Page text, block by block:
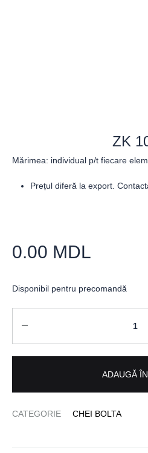
ZK
Mărimea: individual p/t fiecare
Prețul diferă la export.
0.00 MDL
Disponibil pentru precomandă
ADAUGĂ
CATEGORIE CHEI BOLTA